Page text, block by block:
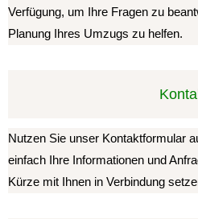
Verfügung, um Ihre Fragen zu
Planung Ihres Umzugs zu helfen.
Nutzen Sie unser Kontaktformular
einfach Ihre Informationen und
Kürze mit Ihnen in Verbindung